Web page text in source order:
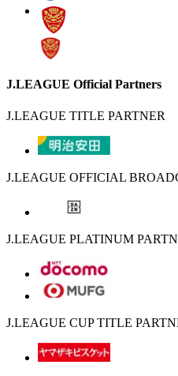
J.LEAGUE Official Partners
J.LEAGUE TITLE PARTNER
J.LEAGUE OFFICIAL
J.LEAGUE PLATINUM
J.LEAGUE CUP TITLE